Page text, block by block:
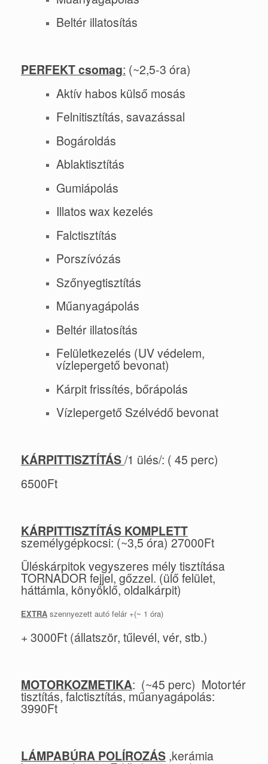
Beltér illatosítás
PERFEKT csomag: (~2,5-3 óra)
Aktív habos külső mosás
Felnitisztítás, savazással
Bogároldás
Ablaktisztítás
Gumiápolás
Illatos wax kezelés
Falctisztítás
Porszívózás
Szőnyegtisztítás
Műanyagápolás
Beltér illatosítás
Felületkezelés (UV védelem,
vízlepergető bevonat)
Kárpit frissítés, bőrápolás
Vízlepergető Szélvédő bevonat
KÁRPITTISZTÍTÁS/1 ülés/: ( 45 perc)
6500Ft
KÁRPITTISZTÍTÁS KOMPLETT
személygépkocsi: (~3,5 óra) 27000Ft
Üléskárpitok vegyszeres mély tisztítása
TORNADOR fejjel, gőzzel. (ülő felület,
háttámla, könyöklő, oldalkárpit)
EXTRA szennyezett autó felár +(~ 1 óra)
+ 3000Ft (állatször, tűlevél, vér, stb.)
MOTORKOZMETIKA: (~45 perc) Motortér
tisztítás, falctisztítás, műanyagápolás:
3990Ft
LÁMPABÚRA POLÍROZÁS ,kerámia